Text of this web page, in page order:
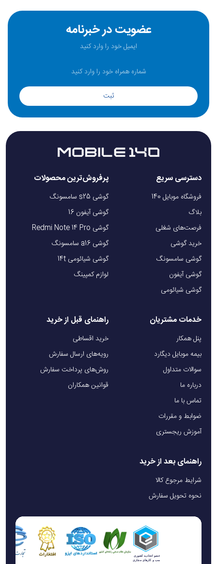
عضویت در خبرنامه
ثبت
دسترسی سریع
فروشگاه موبایل 140
بلاگ
فرصت‌های شغلی
خرید گوشی
گوشی سامسونگ
گوشی آیفون
گوشی شیائومی
پرفروش‌ترین محصولات
گوشی s25 سامسونگ
گوشی آیفون 16
گوشی Redmi Note 14 Pro
گوشی a16 سامسونگ
گوشی شیائومی 14t
لوازم کمپینگ
خدمات مشتریان
پنل همکار
بیمه موبایل دیگارد
سوالات متداول
درباره ما
تماس با ما
ضوابط و مقررات
آموزش ریجستری
راهنمای قبل از خرید
خرید اقساطی
رویه‌های ارسال سفارش
روش‌های پرداخت سفارش
قوانین همکاران
راهنمای بعد از خرید
شرایط مرجوع کالا
نحوه تحویل سفارش